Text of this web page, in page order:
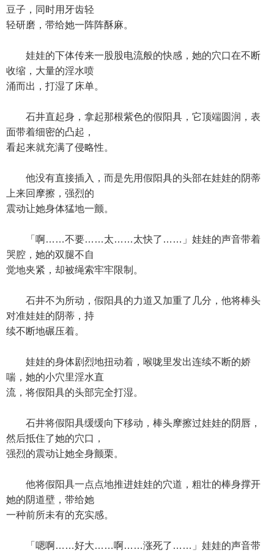
豆子，同时用牙齿轻
轻研磨，带给她一阵阵酥麻。
娃娃的下体传来一股股电流般的快感，她的穴口在不断
收缩，大量的淫水喷
涌而出，打湿了床单。
石井直起身，拿起那根紫色的假阳具，它顶端圆润，表
面带着细密的凸起，
看起来就充满了侵略性。
他没有直接插入，而是先用假阳具的头部在娃娃的阴蒂
上来回摩擦，强烈的
震动让她身体猛地一颤。
「啊……不要……太……太快了……」娃娃的声音带着
哭腔，她的双腿不自
觉地夹紧，却被绳索牢牢限制。
石井不为所动，假阳具的力道又加重了几分，他将棒头
对准娃娃的阴蒂，持
续不断地碾压着。
娃娃的身体剧烈地扭动着，喉咙里发出连续不断的娇
喘，她的小穴里淫水直
流，将假阳具的头部完全打湿。
石井将假阳具缓缓向下移动，棒头摩擦过娃娃的阴唇，
然后抵住了她的穴口，
强烈的震动让她全身颤栗。
他将假阳具一点点地推进娃娃的穴道，粗壮的棒身撑开
她的阴道壁，带给她
一种前所未有的充实感。
「嗯啊……好大……啊……涨死了……」娃娃的声音带